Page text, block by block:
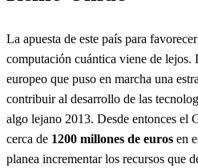
La apuesta de este país para
computación cuántica viene de lejos.
europeo que puso en marcha una
contribuir al desarrollo de las
algo lejano 2013. Desde entonces el
cerca de 1200 millones de euros en
planea incrementar los recursos que